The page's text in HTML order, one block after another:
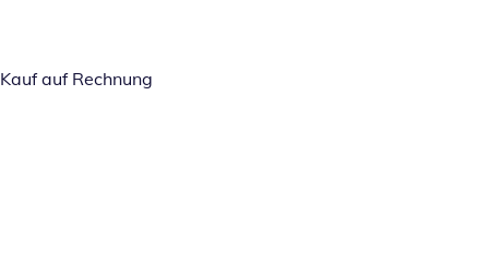
Kauf auf Rechnung